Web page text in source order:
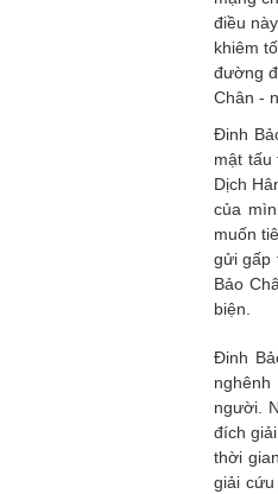
điều
khiêm
đường
Chân -
Đinh
mật tấu
Dịch
của
muốn
gửi gấp
Bảo
biện.
Đinh
người.
đích
thời
giải